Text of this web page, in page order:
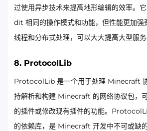
过使用异步技术来提高地形编辑的效率。
dit 相同的操作模式和功能，但性能更加强
线程和分布式处理，可以大大提高大型服务
8. ProtocolLib
ProtocolLib 是一个用于处理 Minecraft
持解析和构建 Minecraft 的网络协议包，
的插件或修改现有插件的功能。
的依赖库，是 Minecraft 开发中不可或缺的